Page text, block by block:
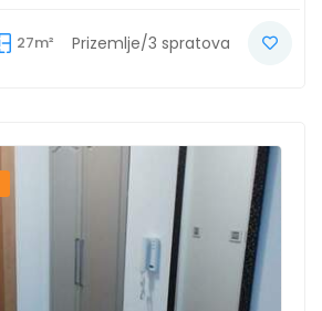
27m² Prizemlje/3 spratova